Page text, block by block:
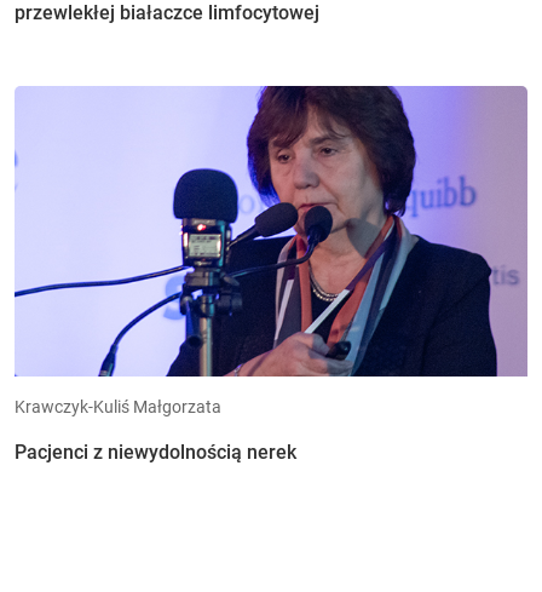
przewlekłej białaczce limfocytowej
Krawczyk-Kuliś Małgorzata
Pacjenci z niewydolnością nerek